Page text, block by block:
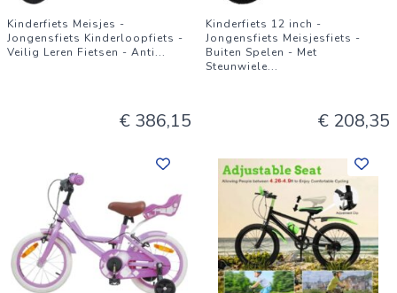
Kinderfiets Meisjes -
Jongensfiets Kinderloopfiets -
Veilig Leren Fietsen - Anti...
€ 386,15
Kinderfiets 12 inch -
Jongensfiets Meisjesfiets -
Buiten Spelen - Met
Steunwiele...
€ 208,35